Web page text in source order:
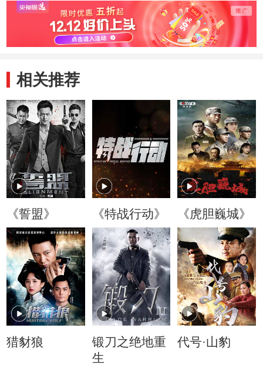
相关推荐
《誓盟》 《特战行动》 《虎胆巍城》
猎豺狼
锻刀之绝地重
生
代号·山豹